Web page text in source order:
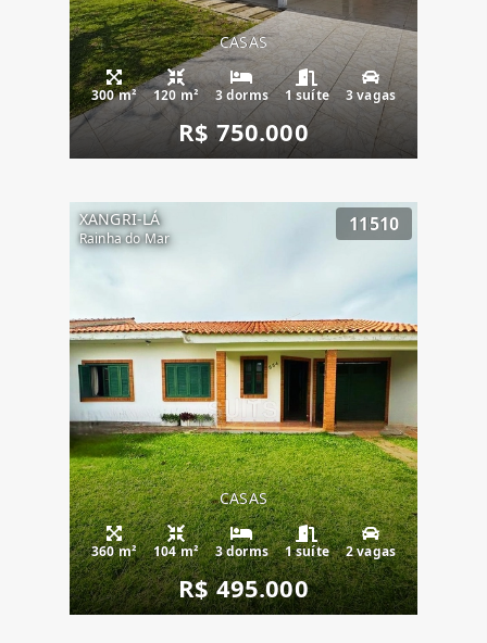
CASAS
300 m² 120 m² 3 dorms 1 suíte 3 vagas
R$ 750.000
XANGRI-LÁ
Rainha do Mar
11510
CASAS
360 m² 104 m² 3 dorms 1 suíte 2 vagas
R$ 495.000